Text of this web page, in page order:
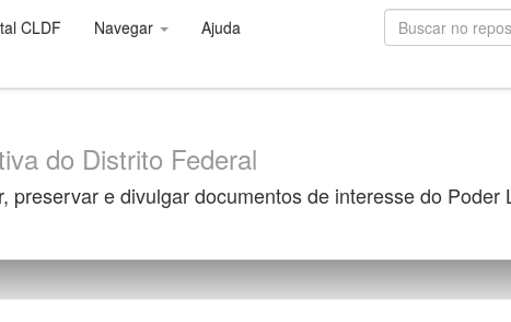
CLDF Navegar Ajuda
do Distrito Federal
e divulgar documentos de interesse do Poder